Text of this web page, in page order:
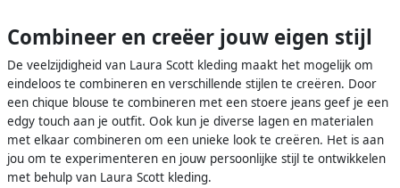
Combineer en creëer jouw eigen stijl
De veelzijdigheid van Laura Scott kleding maakt het mogelijk om
eindeloos te combineren en verschillende stijlen te creëren. Door
een chique blouse te combineren met een stoere jeans geef je een
edgy touch aan je outfit. Ook kun je diverse lagen en materialen
met elkaar combineren om een unieke look te creëren. Het is aan
jou om te experimenteren en jouw persoonlijke stijl te ontwikkelen
met behulp van Laura Scott kleding.